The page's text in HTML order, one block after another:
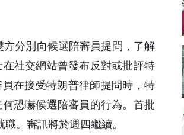
分別向候選陪審員提問，了解
社交網站曾發布反對或批評特
在接受特朗普律師提問時，特
恐嚇候選陪審員的行為。首批
。審訊將於週四繼續。